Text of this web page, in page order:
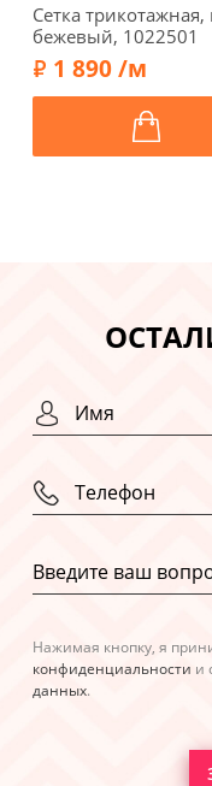
Сетка трикотажная,
бежевый, 1022501
1 890 /м
Нажимая кнопку, я
конфиденциальности и
данных.